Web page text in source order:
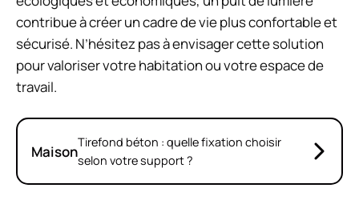
contribue à créer un cadre de vie plus confortable et
sécurisé. N’hésitez pas à envisager cette solution
pour valoriser votre habitation ou votre espace de
travail.
MaisonTirefond béton : quelle fixation choisir
selon votre support ?